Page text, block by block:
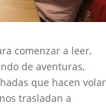
comenzar a leer,
de aventuras,
que hacen volar
trasladan a